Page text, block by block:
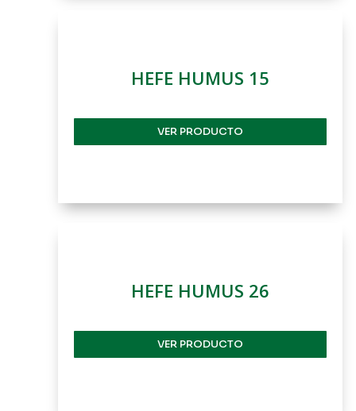
HEFE HUMUS 15
VER PRODUCTO
HEFE HUMUS 26
VER PRODUCTO